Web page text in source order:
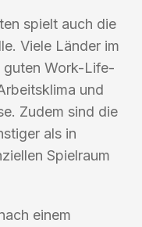
spielt auch die
Viele Länder im
guten Work-Life-
und
Zudem sind die
als in
Spielraum
einem